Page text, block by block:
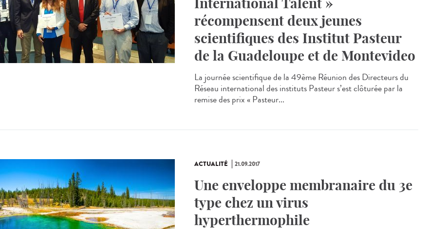
récompensent deux jeunes
scientifiques des Institut Pasteur
de la Guadeloupe et de Montevideo
La journée scientifique de la 49ème Réunion des Directeurs du
Réseau international des instituts Pasteur s’est clôturée par la
remise des prix « Pasteur...
ACTUALITÉ 21.09.2017
Une enveloppe membranaire du 3e
type chez un virus
hyperthermophile